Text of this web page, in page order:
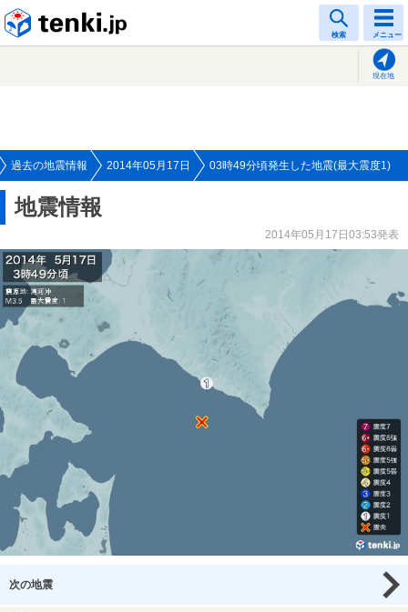
検索 メニュー
現在地
過去の地震情報 2014年05月17日 03時49分頃発生した地震(最大震度1)
地震情報
2014年05月17日03:53発表
次の地震